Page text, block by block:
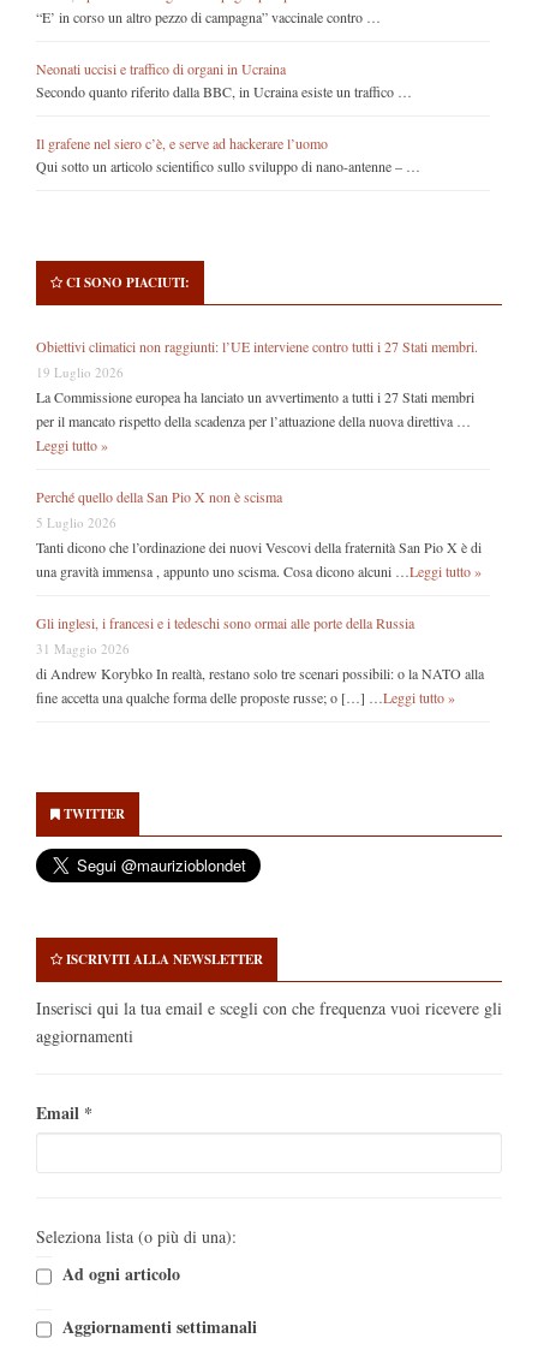
“E’ in corso un altro pezzo di campagna” vaccinale contro …
Neonati uccisi e traffico di organi in Ucraina
Secondo quanto riferito dalla BBC, in Ucraina esiste un traffico …
Il grafene nel siero c’è, e serve ad hackerare l’uomo
Qui sotto un articolo scientifico sullo sviluppo di nano-antenne – …
CI SONO PIACIUTI:
Obiettivi climatici non raggiunti: l’UE interviene contro tutti i 27 Stati membri.
19 Luglio 2026
La Commissione europea ha lanciato un avvertimento a tutti i 27 Stati membri
per il mancato rispetto della scadenza per l’attuazione della nuova direttiva …
Leggi tutto »
Perché quello della San Pio X non è scisma
5 Luglio 2026
Tanti dicono che l’ordinazione dei nuovi Vescovi della fraternità San Pio X è di
una gravità immensa , appunto uno scisma. Cosa dicono alcuni … Leggi tutto »
Gli inglesi, i francesi e i tedeschi sono ormai alle porte della Russia
31 Maggio 2026
di Andrew Korybko In realtà, restano solo tre scenari possibili: o la NATO alla
fine accetta una qualche forma delle proposte russe; o […] … Leggi tutto »
Sidebar
TWITTER
ISCRIVITI ALLA NEWSLETTER
Inserisci qui la tua email e scegli con che frequenza vuoi ricevere gli
aggiornamenti
Email *
Seleziona lista (o più di una):
Ad ogni articolo
Aggiornamenti settimanali